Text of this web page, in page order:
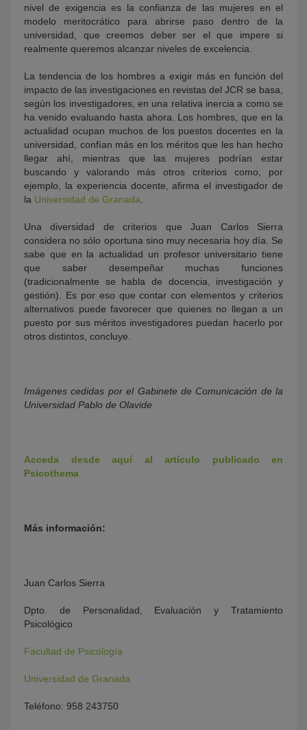
nivel de exigencia es la confianza de las mujeres en el
modelo meritocrático para abrirse paso dentro de la
universidad, que creemos deber ser el que impere si
realmente queremos alcanzar niveles de excelencia.
La tendencia de los hombres a exigir más en función del
impacto de las investigaciones en revistas del JCR se basa,
según los investigadores, en una relativa inercia a como se
ha venido evaluando hasta ahora. Los hombres, que en la
actualidad ocupan muchos de los puestos docentes en la
universidad, confían más en los méritos que les han hecho
llegar ahí, mientras que las mujeres podrían estar
buscando y valorando más otros criterios como, por
ejemplo, la experiencia docente, afirma el investigador de
la Universidad de Granada
Una diversidad de criterios que Juan Carlos Sierra
considera no sólo oportuna sino muy necesaria hoy día. Se
sabe que en la actualidad un profesor universitario tiene
que saber desempeñar muchas funciones
(tradicionalmente se habla de docencia, investigación y
gestión). Es por eso que contar con elementos y criterios
alternativos puede favorecer que quienes no llegan a un
puesto por sus méritos investigadores puedan hacerlo por
otros distintos, concluye.
Imágenes cedidas por el Gabinete de Comunicación de la
Universidad Pablo de Olavide
Acceda desde aquí al artículo publicado en
Psicothema
Más información:
Juan Carlos Sierra
Dpto. de Personalidad, Evaluación y Tratamiento
Psicológico
Facultad de Psicología
Universidad de Granada
Teléfono: 958 243750